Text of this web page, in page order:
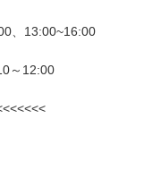
13:00~16:00
～12:00